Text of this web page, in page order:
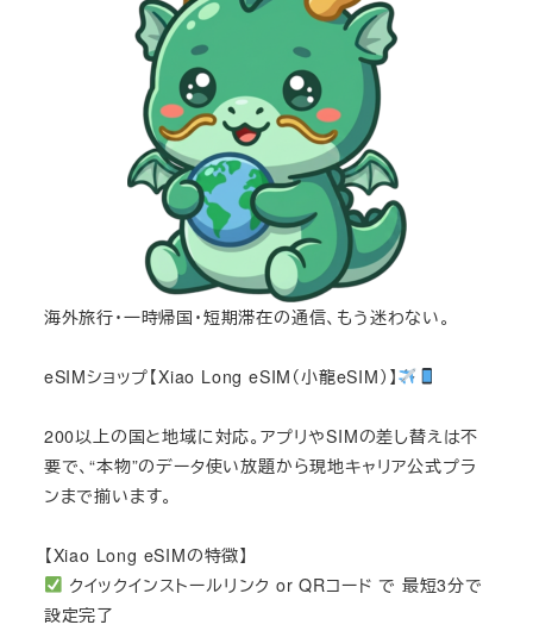
海外旅行・一時帰国・短期滞在の通信、もう迷わない。
eSIMショップ【Xiao Long eSIM（小龍eSIM）】
200以上の国と地域に対応。アプリやSIMの差し替えは不
要で、“本物”のデータ使い放題から現地キャリア公式プラ
ンまで揃います。
【Xiao Long eSIMの特徴】
クイックインストールリンク or QRコード で 最短3分で
設定完了